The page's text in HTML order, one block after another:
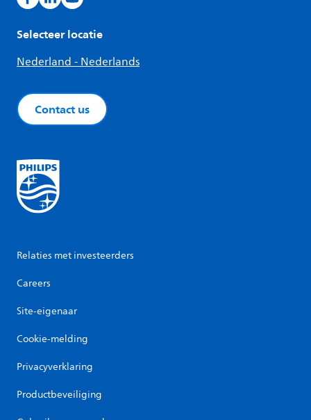
Selecteer locatie
Nederland - Nederlands
Contact us
Relaties met investeerders
Careers
Site-eigenaar
Cookie-melding
Privacyverklaring
Productbeveiliging